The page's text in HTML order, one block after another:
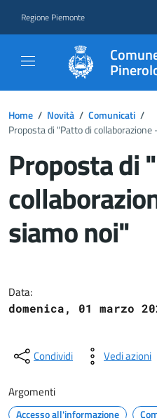
Regione Piemonte
Home / Novità / Comunicati /
Proposta di "Patto di collaborazione
Proposta di
siamo noi"
Data:
domenica, 01 marzo
Condividi Vedi azioni
Argomenti
Accesso all'informazione